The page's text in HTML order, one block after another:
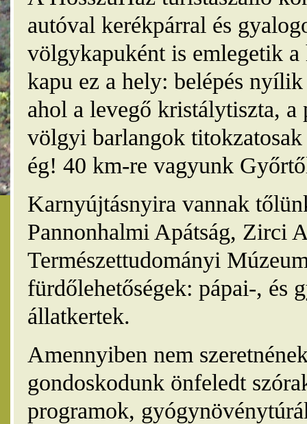
autóval kerékpárral és
völgykapuként is emlegetik
kapu ez a hely: belépés
ahol a levegő kristálytiszta, a
völgyi barlangok
ég! 40 km-re vagyunk
Karnyújtásnyira vannak
Pannonhalmi Apátság, Zirci
Természettudományi
fürdőlehetőségek: pápai-, és
állatkertek.
Amennyiben nem
gondoskodunk önfeledt
programok,